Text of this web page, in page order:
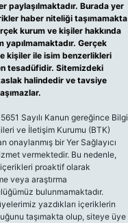
paylaşılmaktadır. Burada yer
haber niteliği taşımamakta
kurum ve kişiler hakkında
yapılmamaktadır. Gerçek
kişiler ile isim benzerlikleri
tesadüfidir. Sitemizdeki
halindedir ve tavsiye
Sayılı Kanun gereğince Bilgi
ve İletişim Kurumu (BTK)
onaylanmış bir Yer Sağlayıcı
vermektedir. Bu nedenle,
proaktif olarak
veya araştırma
bulunmamaktadır.
yazdıkları içeriklerin
taşımakta olup, siteye üye